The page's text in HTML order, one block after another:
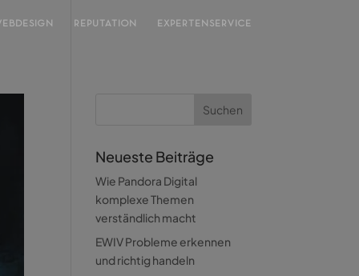
REPUTATION EXPERTENSERVICE
Neueste Beiträge
Wie Pandora Digital
komplexe Themen
verständlich macht
EWIV Probleme erkennen
und richtig handeln